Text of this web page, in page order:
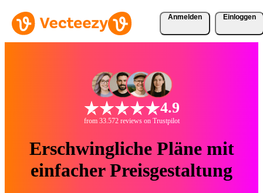
Anmelden Einloggen
4.9
from 33.572 reviews on Trustpilot
Erschwingliche Pläne mit
einfacher Preisgestaltung